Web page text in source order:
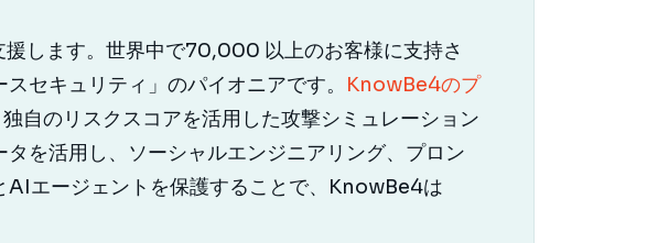
します。世界中で70,000 以上のお客様に支持さ
セキュリティ」のパイオニアです。 KnowBe4のプ
リスクスコアを活用した攻撃シミュレーション
を活用し、ソーシャルエンジニアリング、プロン
AIエージェントを保護することで、KnowBe4は